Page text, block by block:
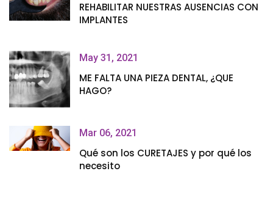
REHABILITAR NUESTRAS AUSENCIAS CON
IMPLANTES
May 31, 2021
ME FALTA UNA PIEZA DENTAL, ¿QUE
HAGO?
Mar 06, 2021
Qué son los CURETAJES y por qué los
necesito